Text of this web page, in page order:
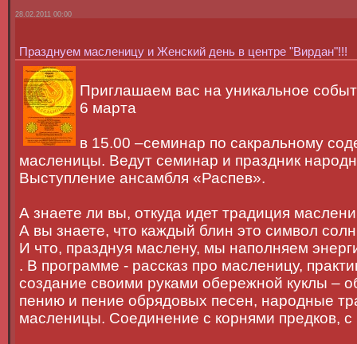
28.02.2011 00:00
Празднуем масленицу и Женский день в центре "Вирдан"!!!
Приглашаем вас на уникальное
6 марта
в 15.00 –семинар по сакральному
масленицы. Ведут семинар и праздник
Выступление ансамбля «Распев».
А знаете ли вы, откуда идет традиция
А вы знаете, что каждый блин это символ
И что, празднуя маслену, мы наполняем
. В программе - рассказ про масленицу,
создание своими руками обережной куклы –
пению и пение обрядовых песен, народные
масленицы. Соединение с корнями предков, с